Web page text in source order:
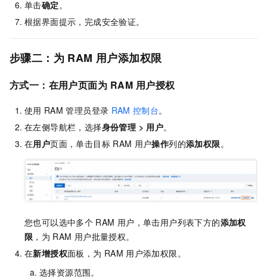
单击确定。
根据界面提示，完成安全验证。
步骤二：为 RAM 用户添加权限
方式一：在用户页面为 RAM 用户授权
使用 RAM 管理员登录 RAM 控制台。
在左侧导航栏，选择身份管理 > 用户。
在用户页面，单击目标 RAM 用户操作列的添加权限。
您也可以选中多个 RAM 用户，单击用户列表下方的添加权
限 ，为 RAM 用户批量授权。
在新增授权面板，为 RAM 用户添加权限。
选择资源范围。